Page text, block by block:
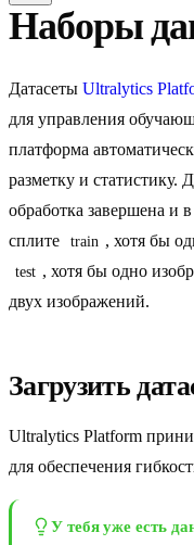
Наборы
Датасеты Ultralytics
для управления
платформа
разметку и статистику.
обработка завершена и
сплите
train , хотя бы
test , хотя бы одно
двух изображений.
Загрузить
Ultralytics Platform
для обеспечения
У тебя уже есть